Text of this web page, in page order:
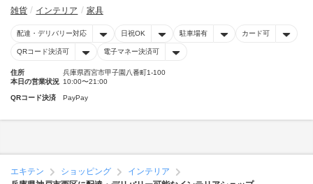
雑貨 インテリア 家具
配達・デリバリー対応 日祝OK 駐車場有 カード可
QRコード決済可 電子マネー決済可
住所
兵庫県西宮市甲子園八番町1-100
本日の営業状況 10:00〜21:00
QRコード決済 PayPay
エキテン ショッピング
インテリア